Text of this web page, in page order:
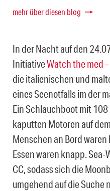
mehr über diesen blog
In der Nacht auf den
InitiativeWatch the med
die italienischen und
eines Seenotfalls im der
Ein Schlauchboot mit
kaputten Motoren auf
Menschen an Bord
Essen waren knapp.
CC, sodass sich die
umgehend auf die Suche